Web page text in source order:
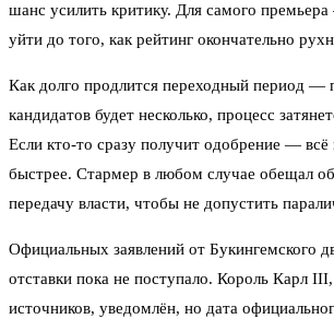
шанс усилить критику. Для самого
уйти до того, как рейтинг окончательно
Как долго продлится переходный период —
кандидатов будет несколько, процесс
Если кто-то сразу получит одобрение —
быстрее. Стармер в любом случае обещал
передачу власти, чтобы не допустить
Официальных заявлений от Букингемского
отставки пока не поступало. Король Карл
источников, уведомлён, но дата